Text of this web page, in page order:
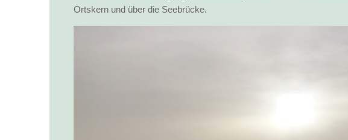
Ortskern und über die Seebrücke.